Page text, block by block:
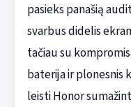
pasieks panašią
svarbus didelis
tačiau su
baterija ir plonesnis
leisti Honor